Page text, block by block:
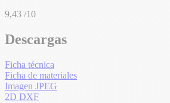
9,43 /10
Descargas
Ficha técnica
Ficha de materiales
Imagen JPEG
2D DXF